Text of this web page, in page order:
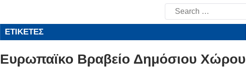
Search
for:
ΕΤΙΚΈΤΕΣ
Ευρωπαϊκο Βραβείο Δημόσιου Χώρου